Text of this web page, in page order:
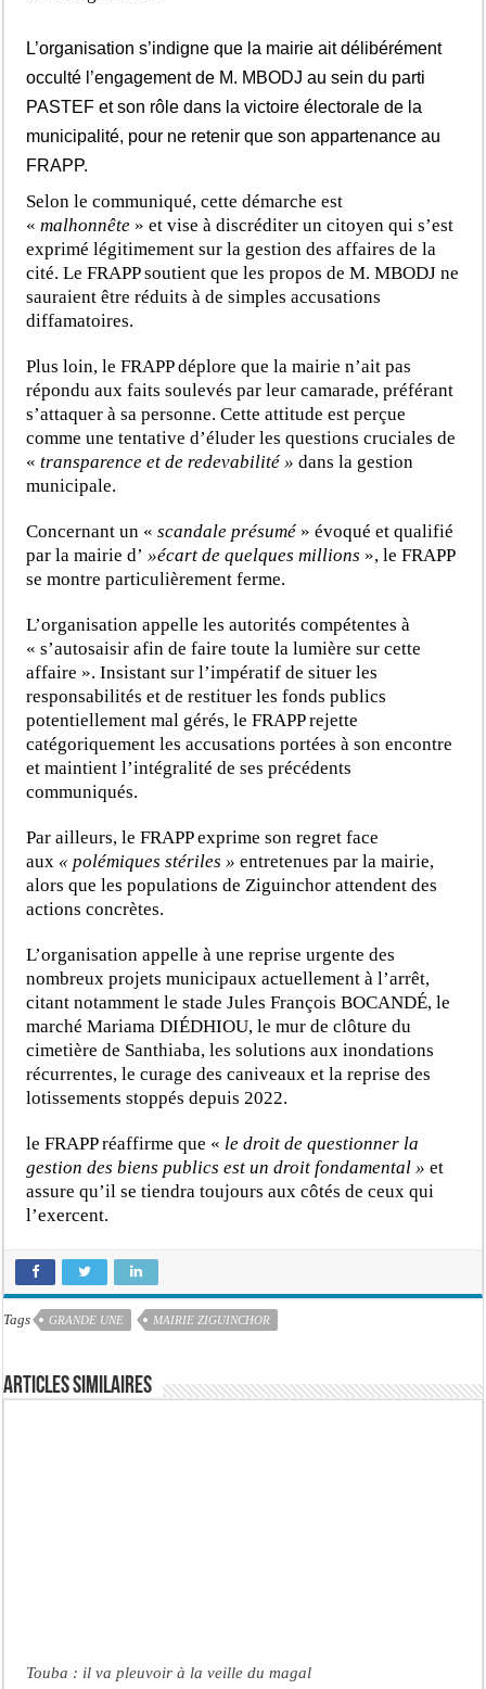
L’organisation s’indigne que la mairie ait délibérément
occulté l’engagement de M. MBODJ au sein du parti
PASTEF et son rôle dans la victoire électorale de la
municipalité, pour ne retenir que son appartenance au
FRAPP.
Selon le communiqué, cette démarche est
«malhonnête » et vise à discréditer un citoyen qui s’est
exprimé légitimement sur la gestion des affaires de la
cité. Le FRAPP soutient que les propos de M. MBODJ ne
sauraient être réduits à de simples accusations
diffamatoires.
Plus loin, le FRAPP déplore que la mairie n’ait pas
répondu aux faits soulevés par leur camarade, préférant
s’attaquer à sa personne. Cette attitude est perçue
comme une tentative d’éluder les questions cruciales de
«transparence et de redevabilité » dans la gestion
municipale.
Concernant un «scandale présumé » évoqué et qualifié
par la mairie d’»écart de quelques millions », le FRAPP
se montre particulièrement ferme.
L’organisation appelle les autorités compétentes à
« s’autosaisir afin de faire toute la lumière sur cette
affaire ». Insistant sur l’impératif de situer les
responsabilités et de restituer les fonds publics
potentiellement mal gérés, le FRAPP rejette
catégoriquement les accusations portées à son encontre
et maintient l’intégralité de ses précédents
communiqués.
Par ailleurs, le FRAPP exprime son regret face
aux « polémiques stériles » entretenues par la mairie,
alors que les populations de Ziguinchor attendent des
actions concrètes.
L’organisation appelle à une reprise urgente des
nombreux projets municipaux actuellement à l’arrêt,
citant notamment le stade Jules François BOCANDÉ, le
marché Mariama DIÉDHIOU, le mur de clôture du
cimetière de Santhiaba, les solutions aux inondations
récurrentes, le curage des caniveaux et la reprise des
lotissements stoppés depuis 2022.
le FRAPP réaffirme que « le droit de questionner la
gestion des biens publics est un droit fondamental » et
assure qu’il se tiendra toujours aux côtés de ceux qui
l’exercent.
Tags GRANDE UNE MAIRIE ZIGUINCHOR
Articles similaires
Touba : il va pleuvoir à la veille du magal